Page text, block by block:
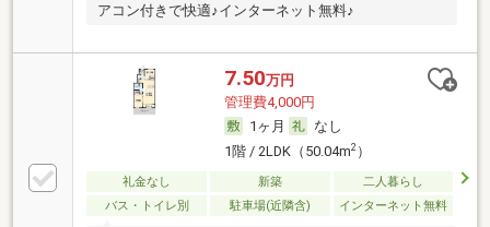
アコン付きで快適♪インターネット無料♪
7.50万円
管理費4,000円
1ヶ月
なし
1階 / 2LDK（50.04m2）
礼金なし 新築
二人暮らし
バス・トイレ別
駐車場(近隣含) インターネット無料